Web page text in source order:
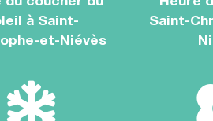
à Saint-
et-Niévès
Saint-